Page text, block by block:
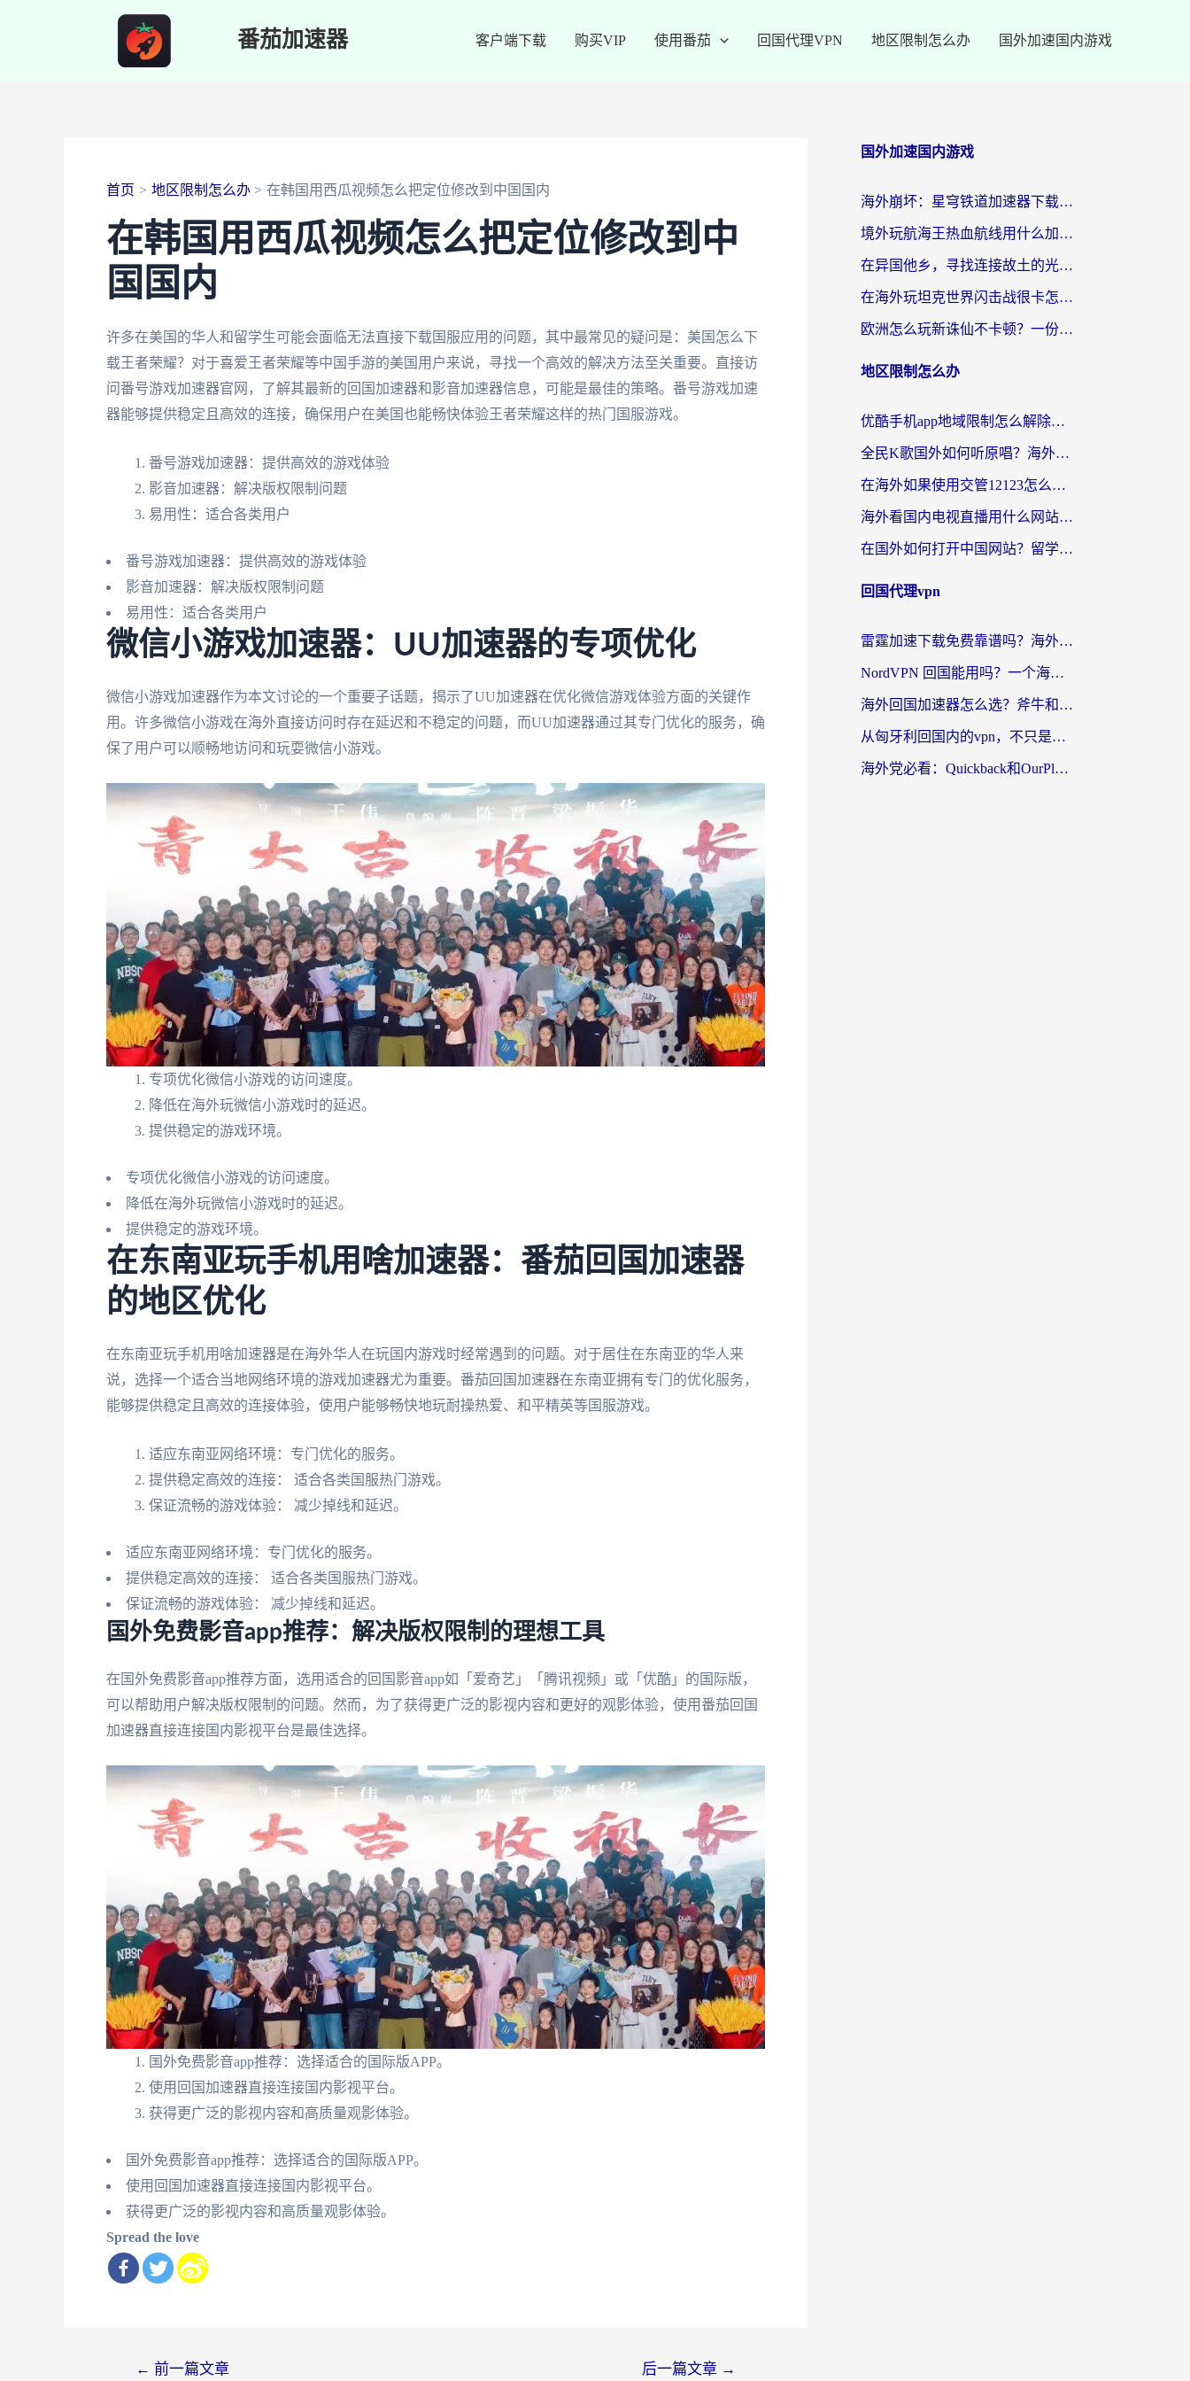
番茄加速器 客户端下载 购买VIP 使用番茄 回国代理VPN 地区限制怎么办 国外加速国内游戏
首页 地区限制怎么办 在韩国用西瓜视频怎么把定位修改到中国国内
在韩国用西瓜视频怎么把定位修改到中
国国内
许多在美国的华人和留学生可能会面临无法直接下载国服应用的问题，其中最常见的疑问是：美国怎么下
载王者荣耀？对于喜爱王者荣耀等中国手游的美国用户来说，寻找一个高效的解决方法至关重要。直接访
问番号游戏加速器官网，了解其最新的回国加速器和影音加速器信息，可能是最佳的策略。番号游戏加速
器能够提供稳定且高效的连接，确保用户在美国也能畅快体验王者荣耀这样的热门国服游戏。
番号游戏加速器：提供高效的游戏体验
影音加速器：解决版权限制问题
易用性：适合各类用户
番号游戏加速器：提供高效的游戏体验
影音加速器：解决版权限制问题
易用性：适合各类用户
微信小游戏加速器：UU加速器的专项优化
微信小游戏加速器作为本文讨论的一个重要子话题，揭示了UU加速器在优化微信游戏体验方面的关键作
用。许多微信小游戏在海外直接访问时存在延迟和不稳定的问题，而UU加速器通过其专门优化的服务，确
保了用户可以顺畅地访问和玩耍微信小游戏。
专项优化微信小游戏的访问速度。
降低在海外玩微信小游戏时的延迟。
提供稳定的游戏环境。
专项优化微信小游戏的访问速度。
降低在海外玩微信小游戏时的延迟。
提供稳定的游戏环境。
在东南亚玩手机用啥加速器：番茄回国加速器
的地区优化
在东南亚玩手机用啥加速器是在海外华人在玩国内游戏时经常遇到的问题。对于居住在东南亚的华人来
说，选择一个适合当地网络环境的游戏加速器尤为重要。番茄回国加速器在东南亚拥有专门的优化服务，
能够提供稳定且高效的连接体验，使用户能够畅快地玩耐操热爱、和平精英等国服游戏。
适应东南亚网络环境：专门优化的服务。
提供稳定高效的连接： 适合各类国服热门游戏。
保证流畅的游戏体验： 减少掉线和延迟。
适应东南亚网络环境：专门优化的服务。
提供稳定高效的连接： 适合各类国服热门游戏。
保证流畅的游戏体验： 减少掉线和延迟。
国外免费影音app推荐：解决版权限制的理想工具
在国外免费影音app推荐方面，选用适合的回国影音app如「爱奇艺」「腾讯视频」或「优酷」的国际版，
可以帮助用户解决版权限制的问题。然而，为了获得更广泛的影视内容和更好的观影体验，使用番茄回国
加速器直接连接国内影视平台是最佳选择。
国外免费影音app推荐：选择适合的国际版APP。
使用回国加速器直接连接国内影视平台。
获得更广泛的影视内容和高质量观影体验。
国外免费影音app推荐：选择适合的国际版APP。
使用回国加速器直接连接国内影视平台。
获得更广泛的影视内容和高质量观影体验。
Spread the love
← 前一篇文章 后一篇文章 →
国外加速国内游戏
海外崩坏：星穹铁道加速器下载安装：一份给游子的终极网络指南
境外玩航海王热血航线用什么加速器？2026海外玩家实测最优方案（附欧洲问道堡垒前线加速技巧）
在异国他乡，寻找连接故土的光明大陆免费加速器
在海外玩坦克世界闪击战很卡怎么办？老玩家亲测有效的加速器选择指南
欧洲怎么玩新诛仙不卡顿？一份给海外游子的国服游戏畅玩指南
地区限制怎么办
优酷手机app地域限制怎么解除？海外党亲测有效的追剧方案
全民K歌国外如何听原唱？海外党亲测有效的回国加速器选择指南
在海外如果使用交管12123怎么处理？留学生亲测有效的回国加速方案
海外看国内电视直播用什么网站比较好？一篇解决你所有追剧难题的实用指南
在国外如何打开中国网站？留学生与海外华人的无缝访问指南
回国代理vpn
雷霆加速下载免费靠谱吗？海外党选回国加速器的避坑指南（附热门工具对比）
NordVPN 回国能用吗？一个海外用户必须面对的真实困境
海外回国加速器怎么选？斧牛和海龟哪个好？一篇帮你避开坑的实用指南
从匈牙利回国内的vpn，不只是为了刷剧那么简单
海外党必看：Quickback和OurPlay好用吗？3分钟选对回国加速器，无缝刷剧玩游戏